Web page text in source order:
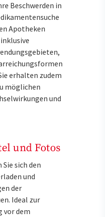
Beschwerden in
Apotheken
erhalten zudem
möglichen
und
und Fotos
sich den
und
der
Ideal zur
vor dem